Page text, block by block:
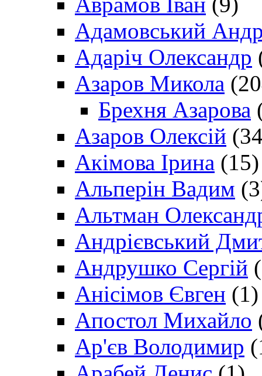
Адамовський
Адаріч Олександр
Азаров Микола
Брехня Азарова
Азаров Олексій
Акімова Ірина (15)
Альперін Вадим
Альтман
Андрієвський
Андрушко Сергій
Анісімов Євген (1)
Апостол Михайло
Ар'єв Володимир